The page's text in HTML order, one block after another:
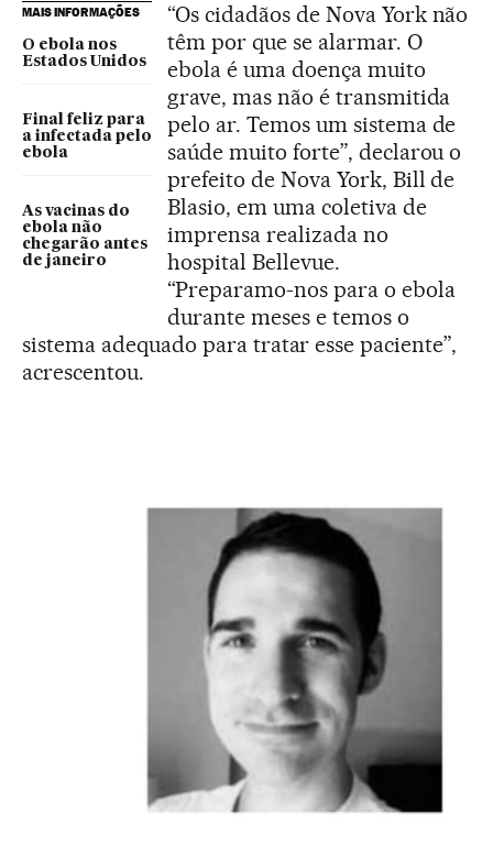
MAIS INFORMAÇÕES
O ebola nos
Estados Unidos
Final feliz para
a infectada pelo
ebola
As vacinas do
ebola não
chegarão antes
de janeiro
“Os cidadãos de Nova York não
têm por que se alarmar. O
ebola é uma doença muito
grave, mas não é transmitida
pelo ar. Temos um sistema de
saúde muito forte”, declarou o
prefeito de Nova York, Bill de
Blasio, em uma coletiva de
imprensa realizada no
hospital Bellevue.
“Preparamo-nos para o ebola
durante meses e temos o
sistema adequado para tratar esse paciente”,
acrescentou.